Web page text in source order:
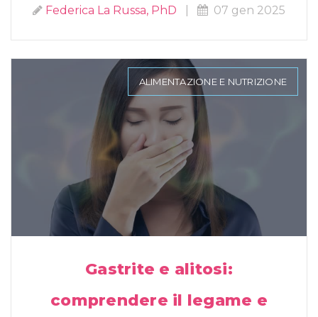
Federica La Russa, PhD 07 gen 2025
ALIMENTAZIONE E NUTRIZIONE
Gastrite e alitosi:
comprendere il legame e